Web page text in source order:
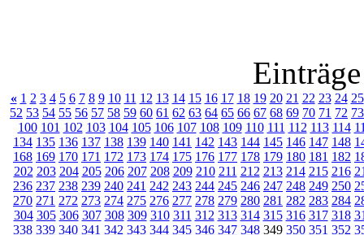
« 1 2 3 4 5 6 7 8 9 10 11 12 13 14 15 16 17 18 19 20 21 22 23 24 25
52 53 54 55 56 57 58 59 60 61 62 63 64 65 66 67 68 69 70 71 72 73
100 101 102 103 104 105 106 107 108 109 110 111 112 113 114
134 135 136 137 138 139 140 141 142 143 144 145 146 147 148
168 169 170 171 172 173 174 175 176 177 178 179 180 181 182
202 203 204 205 206 207 208 209 210 211 212 213 214 215 216
236 237 238 239 240 241 242 243 244 245 246 247 248 249 250
270 271 272 273 274 275 276 277 278 279 280 281 282 283 284
304 305 306 307 308 309 310 311 312 313 314 315 316 317 318
338 339 340 341 342 343 344 345 346 347 348 349 350 351 352